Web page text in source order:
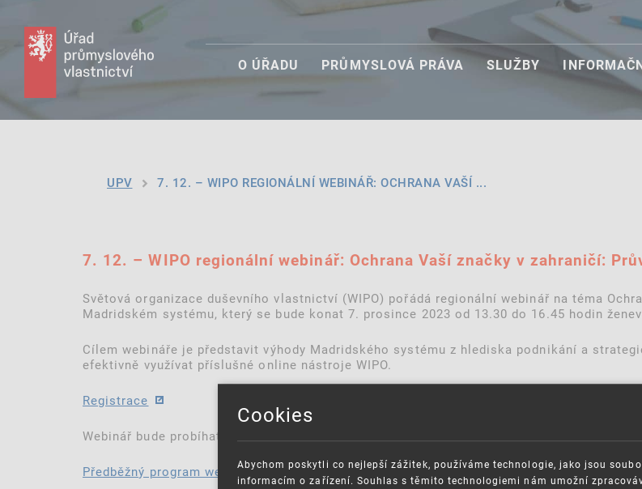
O ÚŘADU PRŮMYSLOVÁ PRÁVA SLUŽBY
UPV 7. 12. – WIPO REGIONÁLNÍ WEBINÁŘ: OCHRANA VAŠÍ ...
7. 12. – WIPO regionální webinář: Ochrana Vaší značky v zahraničí:
Světová organizace duševního vlastnictví (WIPO) pořádá regionální webinář na téma
Madridském systému, který se bude konat 7. prosince 2023 od 13.30 do 16.45 hodin
Cílem webináře je představit výhody Madridského systému z hlediska podnikání a
efektivně využívat příslušné online nástroje WIPO.
Registrace
Webinář bude probíhat v anglickém jazyce.
Předběžný program webináře(pdf, 486 kB)
Cookies
Abychom poskytli co nejlepší zážitek, používáme technologie, jako jsou
informacím o zařízení. Souhlas s těmito technologiemi nám umožní